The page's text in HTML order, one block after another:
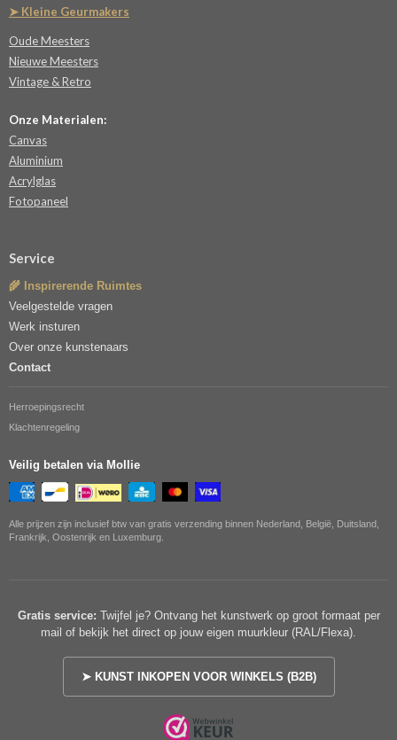
➤ Kleine Geurmakers
Oude Meesters
Nieuwe Meesters
Vintage & Retro
Onze Materialen:
Canvas
Aluminium
Acrylglas
Fotopaneel
Service
🌾 Inspirerende Ruimtes
Veelgestelde vragen
Werk insturen
Over onze kunstenaars
Contact
Herroepingsrecht
Klachtenregeling
Veilig betalen via Mollie
Alle prijzen zijn inclusief btw van gratis verzending binnen Nederland, België, Duitsland,
Frankrijk, Oostenrijk en Luxemburg.
Gratis service: Twijfel je? Ontvang het kunstwerk op groot formaat per
mail of bekijk het direct op jouw eigen muurkleur (RAL/Flexa).
➤ KUNST INKOPEN VOOR WINKELS (B2B)